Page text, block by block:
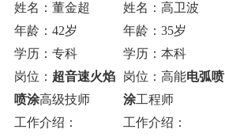
姓名：董金超
年龄：42岁
学历：专科
岗位： 超音速火焰
喷涂高级技师
工作介绍：
姓名：高卫波
年龄：35岁
学历：本科
岗位：高能电弧喷
涂工程师
工作介绍：